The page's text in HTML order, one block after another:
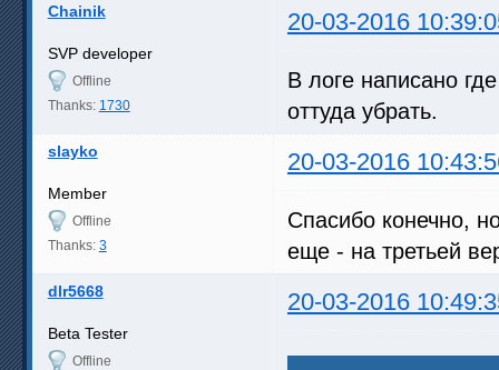
Chainik 20-03-2016
SVP developer
Offline
Thanks: 1730
В логе написано
оттуда убрать.
slayko 20-03-2016
Member
Offline
Thanks: 3
Спасибо конечно,
еще - на третьей
dlr5668 20-03-2016
Beta Tester
Offline